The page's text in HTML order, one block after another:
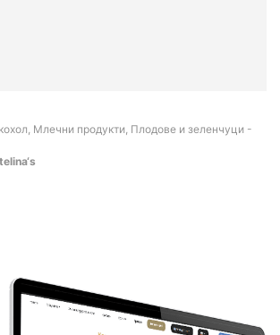
Млечни продукти, Плодове и зеленчуци -